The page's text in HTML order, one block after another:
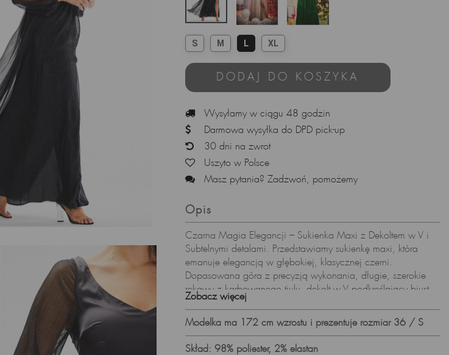
S M L XL
DODAJ DO KOSZYKA
Wysyłamy w ciągu 48 godzin
Darmowa wysyłka do DPD pick-up
30 dni na zwrot
Uszyto w Polsce
Masz pytania? Zadzwoń, pomożemy
Opis
Czarna Magia Elegancji – Sukienka Maxi z Dekoltem w V i
Subtelnymi detalami. Przedstawiamy sukienkę maxi, która
emanuje elegancją w głębokiej, klasycznej czerni.
Dopasowana góra z precyzją wykonania, długie, szerokie
rękawy z karbowanego tiulu, dekolt w V podkreślający biust,
to tylko niektóre z elementów, które sprawiają, że ta sukienka
to kwintesencja kobiecej klasy i stylu.
Dopasowana Góra i Dekolt w V – Kobieca Elegancja w
Szczegółach. Góra sukienki, wykonana z lekko połyskującej
Zobacz więcej
Modelka ma 172 cm wzrostu i prezentuje rozmiar 36 / S
Skład: 98% poliester, 2% elastan